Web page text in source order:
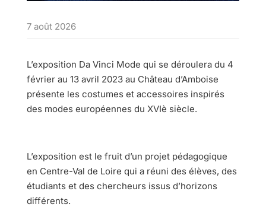
7 août 2026
L’exposition Da Vinci Mode qui se déroulera du 4
février au 13 avril 2023 au Château d’Amboise
présente les costumes et accessoires inspirés
des modes européennes du XVIè siècle.
L’exposition est le fruit d’un projet pédagogique
en Centre-Val de Loire qui a réuni des élèves, des
étudiants et des chercheurs issus d’horizons
différents.